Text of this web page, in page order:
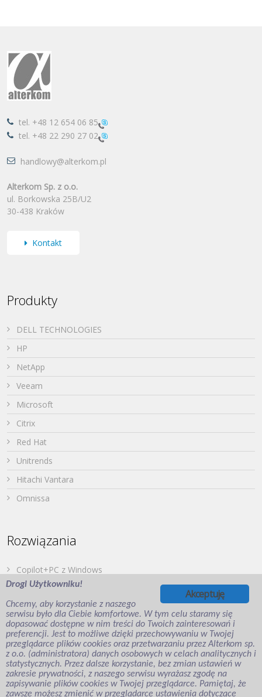
tel. +48 12 654 06 85
tel. +48 22 290 27 02
handlowy@alterkom.pl
Alterkom Sp. z o.o.
ul. Borkowska 25B/U2
30-438 Kraków
Kontakt
Produkty
DELL TECHNOLOGIES
HP
NetApp
Veeam
Microsoft
Citrix
Red Hat
Unitrends
Hitachi Vantara
Omnissa
Rozwiązania
Copilot+PC z Windows
Dell PowerStore
Druk z urządzeń mobilnych
Japońska Twierdza – Hitachi Vantara
Wirtualizacja aplikacji i desktopów
Veeam Backup for Microsoft Entra ID
Akceptuję
Drogi Użytkowniku!
Chcemy, aby korzystanie z naszego
serwisu było dla Ciebie komfortowe. W tym celu staramy się
dopasować dostępne w nim treści do Twoich zainteresowań i
preferencji. Jest to możliwe dzięki przechowywaniu w Twojej
przeglądarce plików cookies oraz przetwarzaniu przez Alterkom sp.
z o.o. (administratora) danych osobowych w celach analitycznych i
statystycznych. Przez dalsze korzystanie, bez zmian ustawień w
zakresie prywatności, z naszego serwisu wyrażasz zgodę na
zapisywanie plików cookies w Twojej przeglądarce. Pamiętaj, że
zawsze możesz zmienić w przeglądarce ustawienia dotyczące